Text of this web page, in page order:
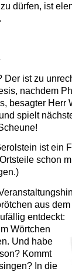
dürfen, ist
Der ist zu
nachdem
besagter Herr
spielt
ist ein
schon
aus
entdeckt:
Wörtchen
Und habe
Kommt
In die